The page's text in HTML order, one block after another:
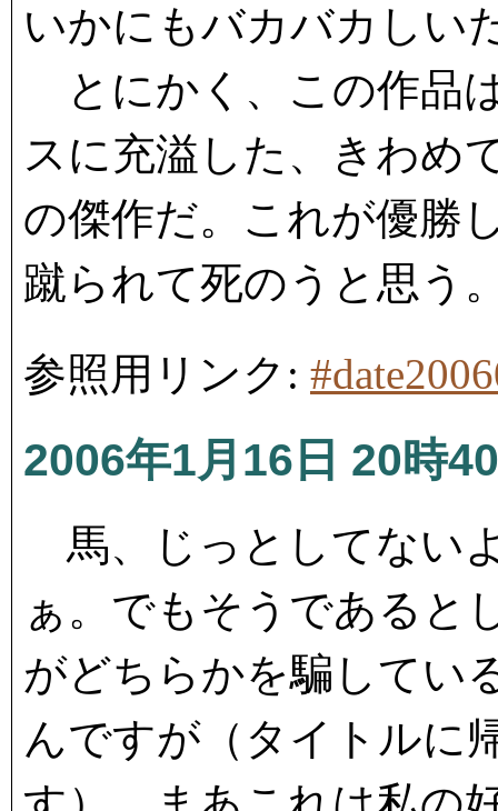
いかにもバカバカしい
とにかく、この作品
スに充溢した、きわめ
の傑作だ。これが優勝
蹴られて死のうと思う
参照用リンク:
2006年1月16日 20時
馬、じっとしてない
ぁ。でもそうであると
がどちらかを騙してい
んですが（タイトルに